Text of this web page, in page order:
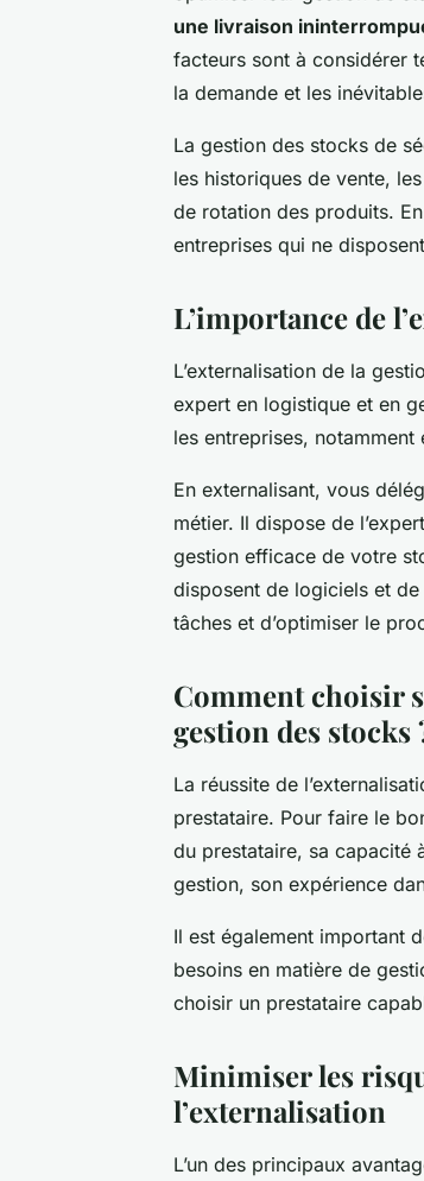
une livraison
facteurs sont à considérer
la demande et les
La gestion des stocks de
les historiques de vente,
de rotation des produits.
entreprises qui ne
L’importance de
L’externalisation de la
expert en logistique et en
les entreprises, notamment
En externalisant, vous
métier. Il dispose de
gestion efficace de votre
disposent de logiciels et
tâches et d’optimiser le
Comment choisir
gestion des stocks
La réussite de
prestataire. Pour faire le
du prestataire, sa capacité
gestion, son expérience
Il est également important
besoins en matière de
choisir un prestataire
Minimiser les
l’externalisation
L’un des principaux